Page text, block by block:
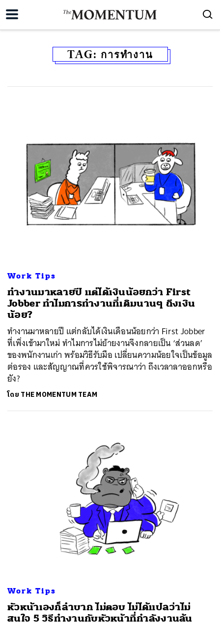
TAG: การทำงาน
Work Tips
ทำงานมาหลายปี แต่ได้เงินน้อยกว่า First
Jobber ทำไมการทำงานที่เดิมนานๆ ถึงเงิน
น้อย?
ทำงานมาหลายปี แต่กลับได้เงินเดือนน้อยกว่า First Jobber
ที่เพิ่งเข้ามาใหม่ ทำไมการไม่ย้ายงานจึงกลายเป็น ‘ส่วนลด’
ของพนักงานเก่า พร้อมวิธีรับมือ เปลี่ยนความน้อยใจเป็นข้อมูล
ต่อรอง และสัญญาณที่ควรใช้พิจารณาว่า ถึงเวลาลาออกหรือ
ยัง?
โดย THE MOMENTUM TEAM
Work Tips
หัวหน้าเองก็ลำบาก ไม่ตอบ ไม่ได้แปลว่าไม่
สนใจ 5 วิธีทำงานกับหัวหน้าที่กำลังงานล้น